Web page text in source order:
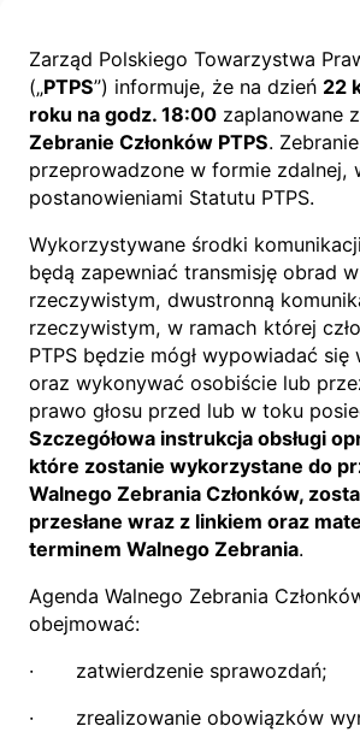
Zarząd Polskiego Towarzystwa
(„PTPS”) informuje, że na dzień 22
roku na godz. 18:00 zaplanowane
Zebranie Członków PTPS.
przeprowadzone w formie zdalnej,
postanowieniami Statutu PTPS.
Wykorzystywane środki
będą zapewniać transmisję obrad
rzeczywistym, dwustronną
rzeczywistym, w ramach której
PTPS będzie mógł wypowiadać
oraz wykonywać osobiście lub
prawo głosu przed lub w toku
Szczegółowa instrukcja obsługi
które zostanie wykorzystane do
Walnego Zebrania Członków,
przesłane wraz z linkiem oraz
terminem Walnego Zebrania.
Agenda Walnego Zebrania
obejmować:
· zatwierdzenie sprawozdań;
· zrealizowanie obowiązków